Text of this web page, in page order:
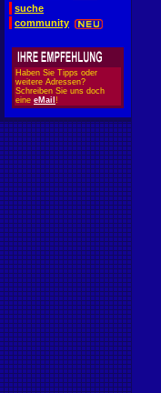
suche
community
Haben Sie Tipps oder
weitere Adressen?
Schreiben Sie uns doch
eine eMail !